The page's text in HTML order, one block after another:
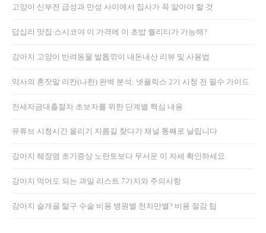
고양이 신부전 급성과 만성 사이에서 집사가 꼭 알아야 할 것
답십리 맛집 스시코야 이 가격에 이 초밥 퀄리티가 가능해?
강아지 고양이 반려동물 발톱깎이 내돈내산 리뷰 및 사용법
약사의 혼잣말 라칸(나한) 완벽 분석: 넷플릭스 2기 시청 전 필수 가이드
전세자금대출절차 초보자를 위한 단계별 핵심 내용
유튜브 시청시간 올리기 지름길 찾다가 채널 통째로 날립니다
강아지 췌장염 초기증상 노란토보다 무서운 이 자세 확인하세요
강아지 먹어도 되는 과일 리스트 7가지와 주의사항
강아지 슬개골 탈구 수술 비용 병원별 천차만별? 비용 절감 팁